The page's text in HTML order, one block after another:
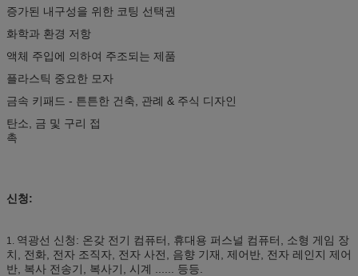
증가된 내구성을 위한 코팅 선택권
화학과 환경 저항
액체 주입에 의하여 주조되는 제품
플라스틱 중요한 모자
금속 키패드 - 튼튼한 건축, 관례 & 주식 디자인
탄소, 금 및 구리 접
촉
신청:
1. 역광선 신청: 온갖 전기 컴퓨터, 휴대용 퍼스널 컴퓨터, 소형 게임 장
치, 전화, 전자 조직자, 전자 사전, 음향 기재, 제어반, 전자 레인지 제어
반, 복사 전송기, 복사기, 시계 ...... 등등.